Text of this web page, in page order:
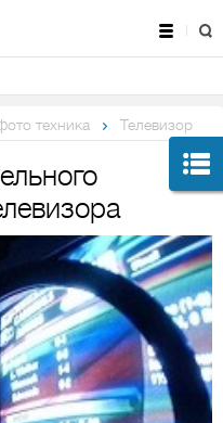
техника Телевизор